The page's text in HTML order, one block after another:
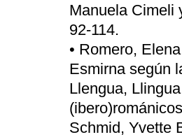
Manuela Cimeli
92-114.
• Romero,
Esmirna según
Llengua,
Schmid, Yvette